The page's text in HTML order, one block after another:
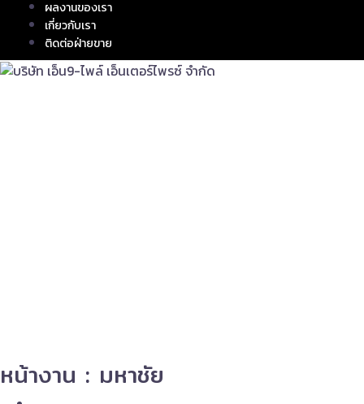
ผลงานของเรา
เกี่ยวกับเรา
ติดต่อฝ่ายขาย
หน้างาน : มหาชัย